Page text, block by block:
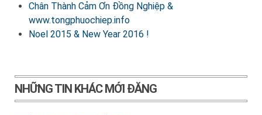
Chân Thành Cảm Ơn Đồng Nghiệp &
www.tongphuochiep.info
Noel 2015 & New Year 2016 !
NHỮNG TIN KHÁC MỚI ĐĂNG